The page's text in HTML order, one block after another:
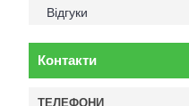
Відгуки
Контакти